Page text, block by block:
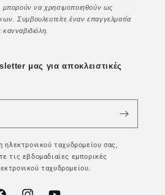
μπορούν να χρησιμοποιηθούν ως
Συμβουλευτείτε έναν επαγγελματία
μας για αποκλειστικές
ηλεκτρονικού ταχυδρομείου σας,
τις εβδομαδιαίες εμπορικές
ταχυδρομείου.